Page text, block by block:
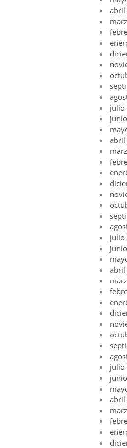
abril
julio
abril
julio
abril
julio
abril